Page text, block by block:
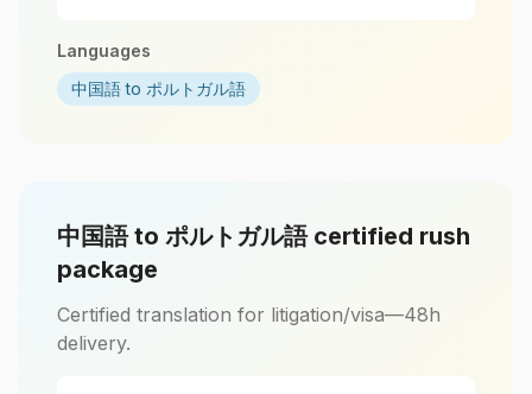
Languages
中国語 to ポルトガル語
中国語 to ポルトガル語 certified rush
package
Certified translation for litigation/visa—48h
delivery.